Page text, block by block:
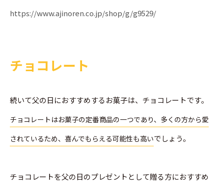
https://www.ajinoren.co.jp/shop/g/g9529/
チョコレート
続いて父の日におすすめするお菓子は、チョコレートです。
チョコレートはお菓子の定番商品の一つであり、多くの方から愛
されているため、喜んでもらえる可能性も高いでしょう。
チョコレートを父の日のプレゼントとして贈る方におすすめ